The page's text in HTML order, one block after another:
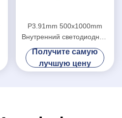
P3.91mm 500x1000mm
Внутренний светодиодный
экран Аренда на улице для
Получите самую
лучшую цену